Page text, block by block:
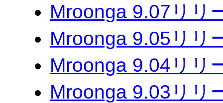
Mroonga 9.07リリ
Mroonga 9.05リリ
Mroonga 9.04リリ
Mroonga 9.03リリ